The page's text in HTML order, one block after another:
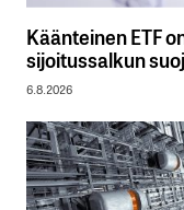
Käänteinen ETF
sijoitussalkun
6.8.2026